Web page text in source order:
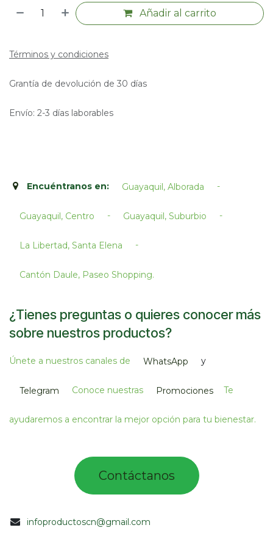
Añadir al carrito
Términos y condiciones
Grantía de devolución de 30 días
Envío: 2-3 días laborables
Encuéntranos en: Guayaquil, Alborada -
Guayaquil, Centro - Guayaquil, Suburbio -
La Libertad, Santa Elena -
Cantón Daule, Paseo Shopping.​
¿Tienes preguntas o quieres conocer más
sobre nuestros productos?
Únete a nuestros canales de WhatsApp y
Telegram Conoce nuestras Promociones Te
ayudaremos a encontrar la mejor opción para tu bienestar.
infoproductoscn@gmail.com
Contác​tano​​​s​​​​​